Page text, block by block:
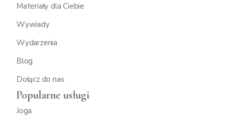
Materiały dla Ciebie
Wywiady
Wydarzenia
Blog
Dołącz do nas
Popularne usługi
Joga